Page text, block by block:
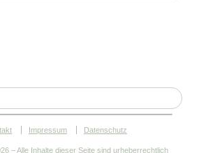
Impressum Datenschutz
– Alle Inhalte dieser Seite sind urheberrechtlich